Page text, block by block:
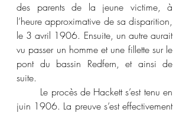
des parents de la jeune victime, à
l’heure approximative de sa disparition,
le 3 avril 1906. Ensuite, un autre aurait
vu passer un homme et une fillette sur le
pont du bassin Redfern, et ainsi de
suite.
juin 1906. La preuve s’est effectivement